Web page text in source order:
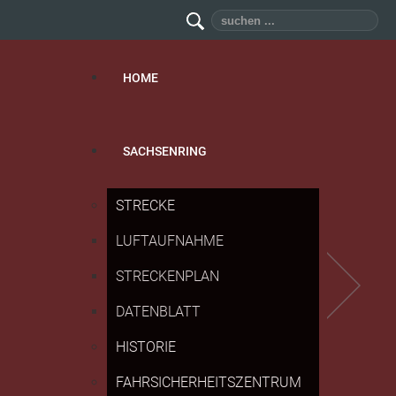
Suchen
HOME
SACHSENRING
STRECKE
LUFTAUFNAHME
STRECKENPLAN
DATENBLATT
HISTORIE
FAHRSICHERHEITSZENTRUM